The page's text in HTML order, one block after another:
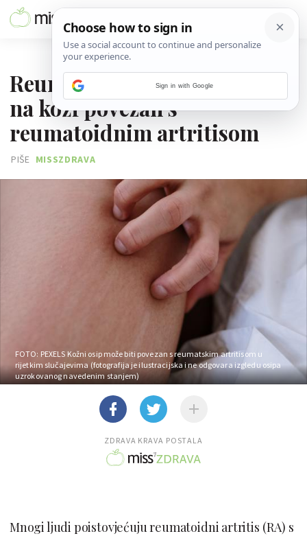
Reumatoidni vaskulitis: Osip
na koži povezan s
reumatoidnim artritisom
PIŠE MISSZDRAVA
FOTO: PEXELS Kožni osip može biti povezan s reumatskim artritisom u
rijetkim slučajevima (fotografija je ilustracijska i ne odgovara izgledu osipa
uzrokovanog navedenim stanjem)
ZDRAVA KRAVA POSTALA
Mnogi ljudi poistovjećuju reumatoidni artritis (RA) s
Sign in with Google